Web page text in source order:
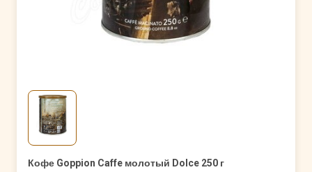
Кофе Goppion Caffe молотый Dolce 250 г